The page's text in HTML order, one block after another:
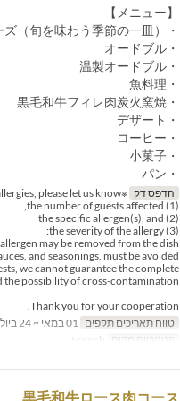
【メニュー】
・アミューズ（旬を味わう季節の一皿）
・オードブル
・温製オードブル
・魚料理
・黒毛和牛フィレ肉炭火窯焼
・デザート
・コーヒー
・小菓子
・パン
הדפס דק ※If you have any food allergies, please let us know:
(1) the number of guests affected,
(2) the specific allergen(s), and
(3) the severity of the allergy:
may be removed from the dish.
and seasonings, must be avoided.
we cannot guarantee the complete
the possibility of cross-contamination.
Thank you for your cooperation.
טווח תאריכים תקפים
קטגוריית מקום
黒毛和牛ロース肉コース